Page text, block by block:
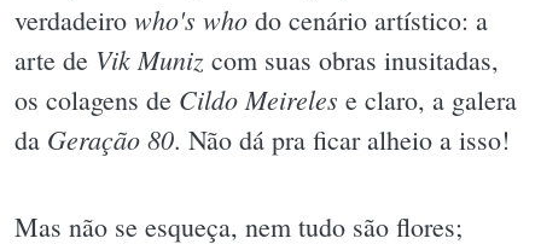
verdadeiro who's who do cenário artístico: a
arte de Vik Muniz com suas obras inusitadas,
os colagens de Cildo Meireles e claro, a galera
da Geração 80. Não dá pra ficar alheio a isso!
Mas não se esqueça, nem tudo são flores;